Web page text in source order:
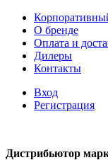
О бренде
Оплата и
Дилеры
Контакты
Вход
Регистрация
Дистрибьютор